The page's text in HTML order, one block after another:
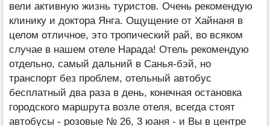
вели активную жизнь туристов. Очень рекомендую
клинику и доктора Янга. Ощущение от Хайнаня в
целом отличное, это тропический рай, во всяком
случае в нашем отеле Нарада! Отель рекомендую
отдельно, самый дальний в Санья-бэй, но
транспорт без проблем, отельный автобус
бесплатный два раза в день, конечная остановка
городского маршрута возле отеля, всегда стоят
автобусы - розовые № 26, 3 юаня - и Вы в центре